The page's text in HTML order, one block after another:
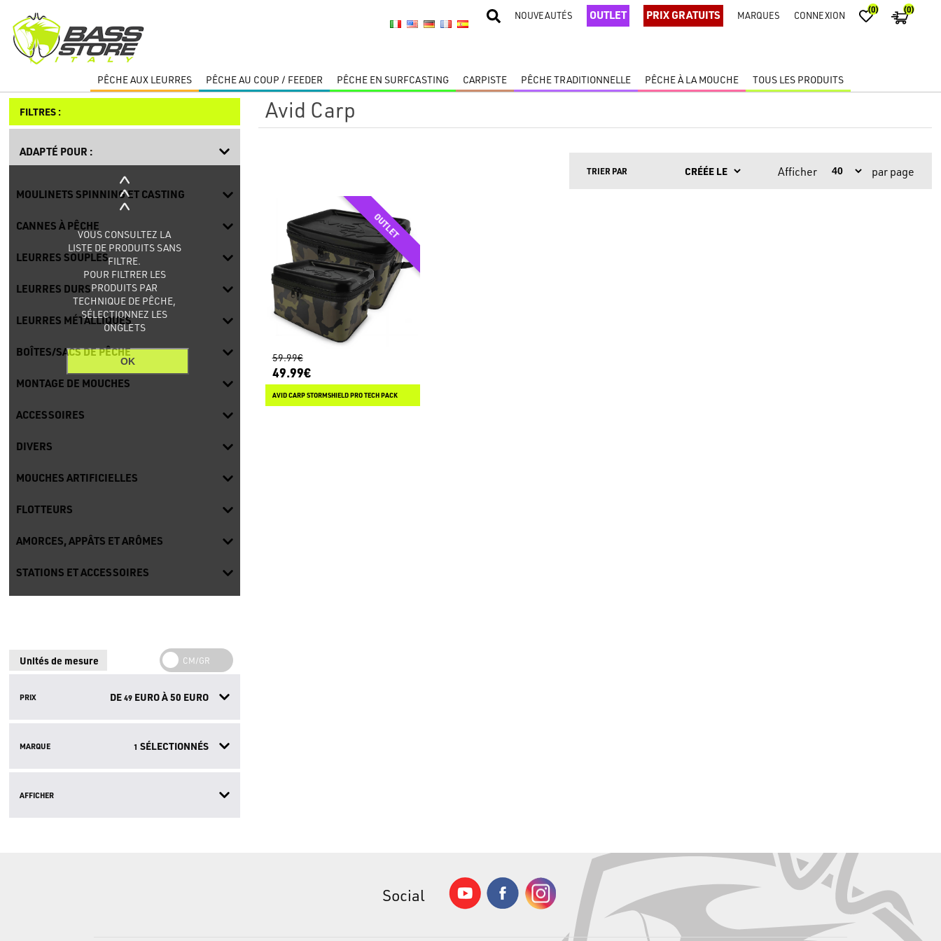
NOUVEAUTÉS OUTLET PRIX GRATUITS MARQUES CONNEXION (0) (0)
PÊCHE AUX LEURRES PÊCHE AU COUP / FEEDER PÊCHE EN SURFCASTING CARPISTE PÊCHE TRADITIONNELLE PÊCHE À LA MOUCHE TOUS LES PRODUITS
FILTRES :
VOUS CONSULTEZ LA
LISTE DE PRODUITS SANS
FILTRE.
POUR FILTRER LES
PRODUITS PAR
TECHNIQUE DE PÊCHE,
SÉLECTIONNEZ LES
ONGLETS
OK
ADAPTÉ POUR :
MOULINETS SPINNING ET CASTING
CANNES À PÊCHE
LEURRES SOUPLES
LEURRES DURS
LEURRES MÉTALLIQUES
BOÎTES/SACS DE PÊCHE
MONTAGE DE MOUCHES
ACCESSOIRES
DIVERS
MOUCHES ARTIFICIELLES
FLOTTEURS
AMORCES, APPÂTS ET ARÔMES
STATIONS ET ACCESSOIRES
Unités de mesure
PRIX DE 49EURO À50 EURO
MARQUE 1 SÉLECTIONNÉS
AFFICHER
Avid Carp
TRIER PAR Afficher par page
59.99€
49.99€
AVID CARP STORMSHIELD PRO TECH PACK
Social